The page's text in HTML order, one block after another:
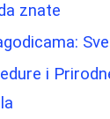
znate
i